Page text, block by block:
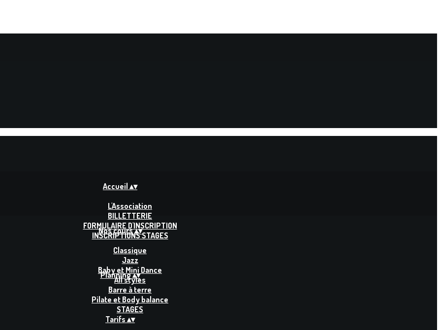
Accueil ▴▾
L'Association
BILLETTERIE
FORMULAIRE D'INSCRIPTION
INSCRIPTIONS STAGES
Nos cours▴▾
Classique
Jazz
Baby et Mini Dance
All styles
Barre à terre
Pilate et Body balance
STAGES
Planning▴▾
Tarifs ▴▾